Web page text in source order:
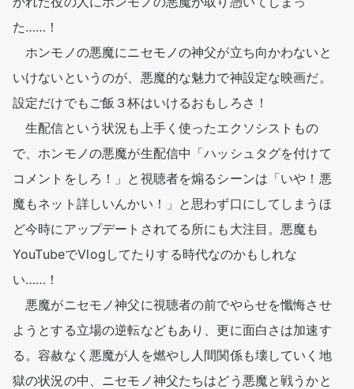
た……！
ホンモノの悪魔にニセモノの神父が立ち向かわないと
いけないというのが、悪魔的な魅力で神設定な映画だ。
設定だけでもご飯３杯はいけるおもしろさ！
生配信という状況も上手く使ったエクソシストもの
で、ホンモノの悪魔が生配信中「ハッシュタグを付けて
コメントをしろ！」と視聴者を煽るシーンは「いや！悪
魔もネット詳しいんかい！」と思わず口にしてしまうほ
ど今時にアップデートされてる所にも大注目。悪魔も
YouTubeでVlogしてたりする時代なのかもしれな
い……！
悪魔がニセモノ神父に視聴者の前でやらせを懺悔させ
ようとする立場の逆転などもあり、更に面白さは加速す
る。容赦なく悪魔が人を燃やし人間関係も壊していく地
獄の状況の中、ニセモノ神父たちはどう悪魔と戦うかと